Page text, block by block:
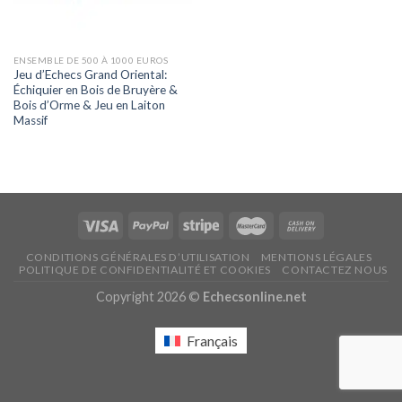
ENSEMBLE DE 500 À 1000 EUROS
Jeu d’Echecs Grand Oriental:
Échiquier en Bois de Bruyère &
Bois d’Orme & Jeu en Laiton
Massif
CONDITIONS GÉNÉRALES D’UTILISATION
MENTIONS LÉGALES
POLITIQUE DE CONFIDENTIALITÉ ET COOKIES
CONTACTEZ NOUS
Copyright 2026 © Echecsonline.net
Français